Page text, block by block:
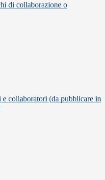
di collaborazione o
e collaboratori (da pubblicare in